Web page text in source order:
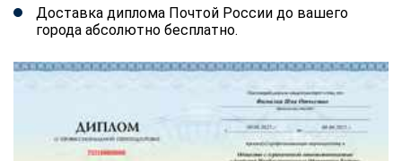
Доставка диплома Почтой России до вашего
города абсолютно бесплатно.